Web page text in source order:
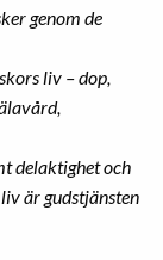
genom de
liv – dop,
delaktighet och
är gudstjänsten